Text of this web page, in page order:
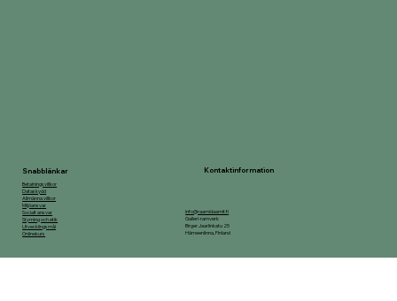
Betalningsvillkor
Dataskydd
Allmänna villkor
Miljöansvar
Socialt ansvar
Styrning och etik
Utvecklingsmål
Onlinekurs
Snabblänkar Kontaktinformation
info@raamidaamit.fi
Galleri-ramverk
Birger Jaarlinkatu 25
Hämeenlinna, Finland